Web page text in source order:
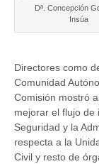
Dª. Concepción
Insúa
Directores como
Comunidad
Comisión mostró
mejorar el flujo de
Seguridad y la
respecta a la
Civil y resto de